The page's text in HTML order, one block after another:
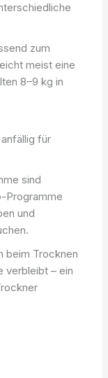
zum
meist eine
8–9 kg in
für
sind
Programme
und
beim Trocknen
verbleibt – ein